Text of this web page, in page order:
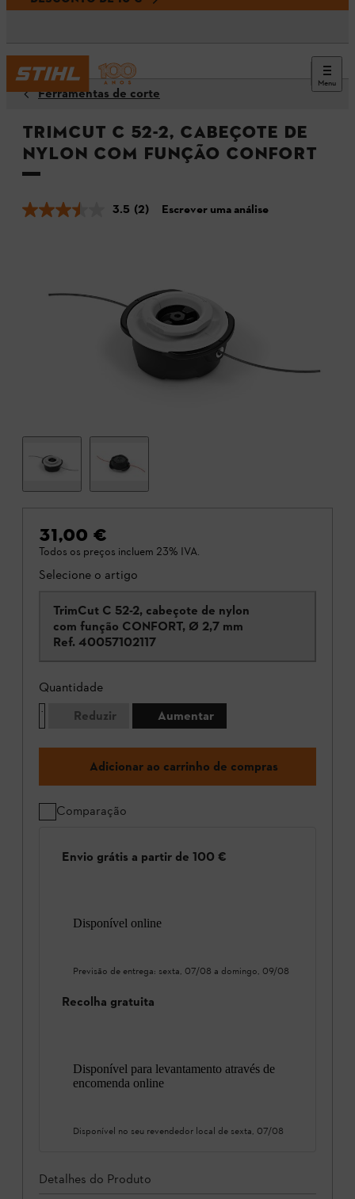
Menu
Ferramentas de corte
TrimCut C 52-2, cabeçote de
nylon com função CONFORT
3.5 (2) Escrever uma análise
31,00 €
Todos os preços incluem 23% IVA.
Selecione o artigo
TrimCut C 52-2, cabeçote de nylon
com função CONFORT, Ø 2,7 mm
Ref. 40057102117
Quantidade
Reduzir
Aumentar
Adicionar ao carrinho de compras
Comparação
Envio grátis a partir de 100 €
Disponível online
Previsão de entrega: sexta, 07/08 a domingo, 09/08
Recolha gratuita
Disponível para levantamento através de
encomenda online
Disponível no seu revendedor local de sexta, 07/08
Detalhes do Produto